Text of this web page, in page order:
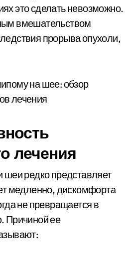
это сделать невозможно.
вмешательством
прорыва опухоли,
лечения
шеи редко представляет
медленно, дискомфорта
не превращается в
Причиной ее